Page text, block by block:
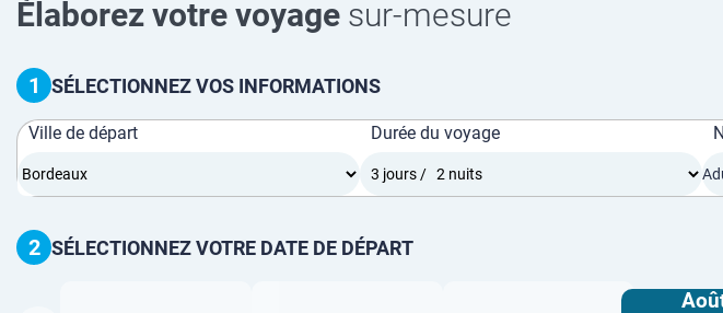
Élaborez votre voyage sur-mesure
1 SÉLECTIONNEZ VOS INFORMATIONS
Ville de départ Durée du voyage
2 SÉLECTIONNEZ VOTRE DATE DE DÉPART